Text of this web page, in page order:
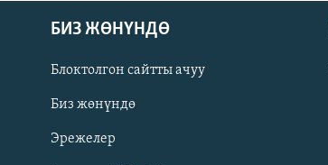
Русский
БИЗ ЖӨНҮНДӨ
Блоктолгон сайтты ачуу
Биз жөнүндө
Эрежелер